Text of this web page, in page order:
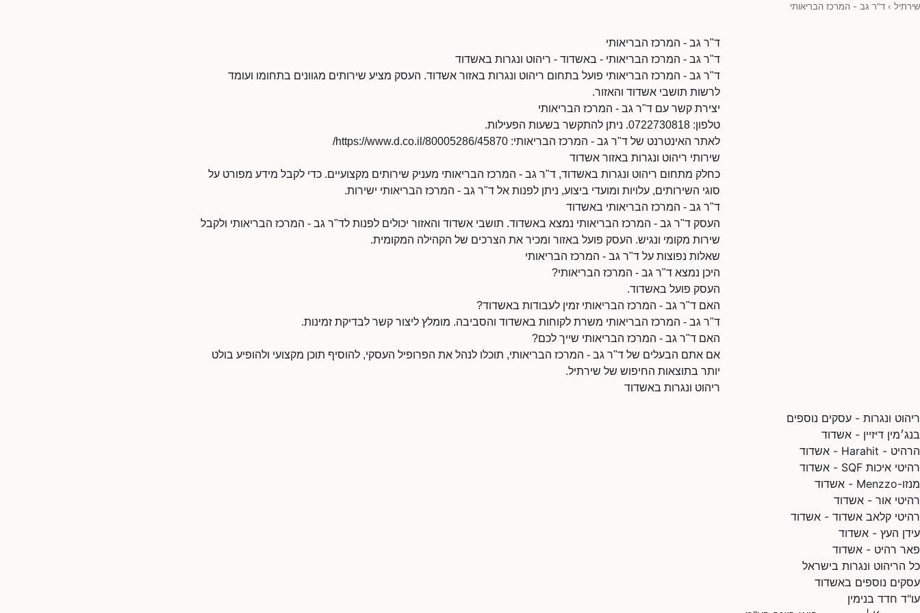
שירתיל › ד"ר גב - המרכז הבריאותי
ד"ר גב - המרכז הבריאותי
ד"ר גב - המרכז הבריאותי - באשדוד - ריהוט ונגרות באשדוד
ד"ר גב - המרכז הבריאותי פועל בתחום ריהוט ונגרות באזור אשדוד. העסק מציע שירותים מגוונים בתחומו ועומד
לרשות תושבי אשדוד והאזור.
יצירת קשר עם ד"ר גב - המרכז הבריאותי
טלפון: 0722730818. ניתן להתקשר בשעות הפעילות.
לאתר האינטרנט של ד"ר גב - המרכז הבריאותי: https://www.d.co.il/80005286/45870/
שירותי ריהוט ונגרות באזור אשדוד
כחלק מתחום ריהוט ונגרות באשדוד, ד"ר גב - המרכז הבריאותי מעניק שירותים מקצועיים. כדי לקבל מידע מפורט על
סוגי השירותים, עלויות ומועדי ביצוע, ניתן לפנות אל ד"ר גב - המרכז הבריאותי ישירות.
ד"ר גב - המרכז הבריאותי באשדוד
העסק ד"ר גב - המרכז הבריאותי נמצא באשדוד. תושבי אשדוד והאזור יכולים לפנות לד"ר גב - המרכז הבריאותי ולקבל
שירות מקומי ונגיש. העסק פועל באזור ומכיר את הצרכים של הקהילה המקומית.
שאלות נפוצות על ד"ר גב - המרכז הבריאותי
היכן נמצא ד"ר גב - המרכז הבריאותי?
העסק פועל באשדוד.
האם ד"ר גב - המרכז הבריאותי זמין לעבודות באשדוד?
ד"ר גב - המרכז הבריאותי משרת לקוחות באשדוד והסביבה. מומלץ ליצור קשר לבדיקת זמינות.
האם ד"ר גב - המרכז הבריאותי שייך לכם?
אם אתם הבעלים של ד"ר גב - המרכז הבריאותי, תוכלו לנהל את הפרופיל העסקי, להוסיף תוכן מקצועי ולהופיע בולט
יותר בתוצאות החיפוש של שירתיל.
ריהוט ונגרות באשדוד
ריהוט ונגרות - עסקים נוספים
בנג׳מין דיזיין - אשדוד
הרהיט - Harahit - אשדוד
רהיטי איכות SQF - אשדוד
מנזו-Menzzo - אשדוד
רהיטי אור - אשדוד
רהיטי קלאב אשדוד - אשדוד
עידן העץ - אשדוד
פאר רהיט - אשדוד
כל הריהוט ונגרות בישראל
עסקים נוספים באשדוד
עו"ד חדד בנימין